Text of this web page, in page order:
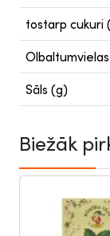
tostarp cukuri
Sāls (g)
Biežāk